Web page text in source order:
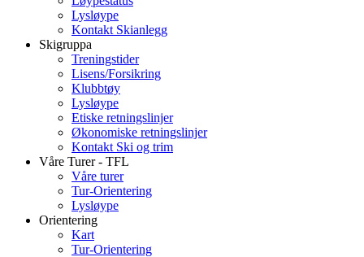
Lysløype
Kontakt Skianlegg
Skigruppa
Treningstider
Lisens/Forsikring
Klubbtøy
Lysløype
Etiske retningslinjer
Økonomiske retningslinjer
Kontakt Ski og trim
Våre Turer - TFL
Våre turer
Tur-Orientering
Lysløype
Orientering
Kart
Tur-Orientering